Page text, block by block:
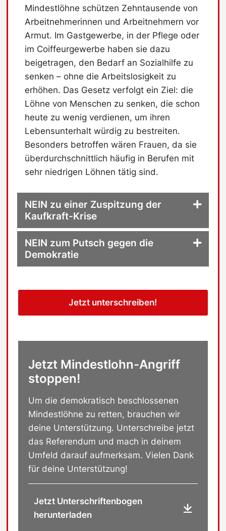
Mindestlöhne schützen Zehntausende von
Arbeitnehmerinnen und Arbeitnehmern vor
Armut. Im Gastgewerbe, in der Pflege oder
im Coiffeurgewerbe haben sie dazu
beigetragen, den Bedarf an Sozialhilfe zu
senken – ohne die Arbeitslosigkeit zu
erhöhen. Das Gesetz verfolgt ein Ziel: die
Löhne von Menschen zu senken, die schon
heute zu wenig verdienen, um ihren
Lebensunterhalt würdig zu bestreiten.
Besonders betroffen wären Frauen, da sie
überdurchschnittlich häufig in Berufen mit
sehr niedrigen Löhnen tätig sind.
NEIN zu einer Zuspitzung der
Kaufkraft-Krise
NEIN zum Putsch gegen die
Demokratie
Jetzt unterschreiben!
Jetzt Mindestlohn-Angriff
stoppen!
Um die demokratisch beschlossenen
Mindestlöhne zu retten, brauchen wir
deine Unterstützung. Unterschreibe jetzt
das Referendum und mach in deinem
Umfeld darauf aufmerksam. Vielen Dank
für deine Unterstützung!
Jetzt Unterschriftenbogen
herunterladen